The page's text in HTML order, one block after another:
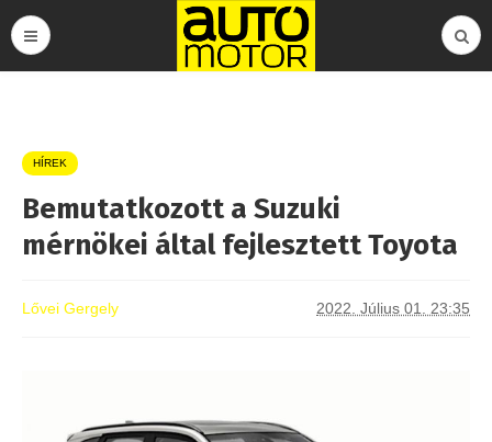
HÍREK
Bemutatkozott a Suzuki
mérnökei által fejlesztett Toyota
Lővei Gergely 2022. Július 01. 23:35